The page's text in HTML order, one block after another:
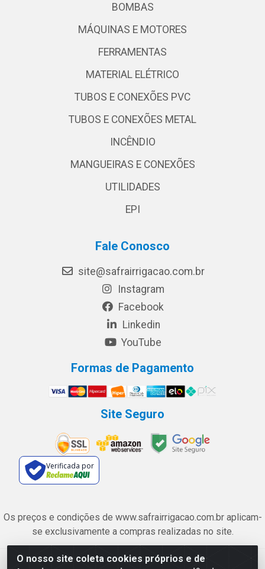
O nosso site coleta cookies próprios e de
BOMBAS
MÁQUINAS E MOTORES
FERRAMENTAS
MATERIAL ELÉTRICO
TUBOS E CONEXÕES PVC
TUBOS E CONEXÕES METAL
INCÊNDIO
MANGUEIRAS E CONEXÕES
UTILIDADES
EPI
Fale Conosco
site@safrairrigacao.com.br
Instagram
Facebook
Linkedin
YouTube
Formas de Pagamento
Site Seguro
Verificada por
Os preços e condições de www.safrairrigacao.com.br aplicam-
se exclusivamente a compras realizadas no site.
Safra Agrícola e Pecuária LTDA - Avenida Castelo Branco, 5330 -